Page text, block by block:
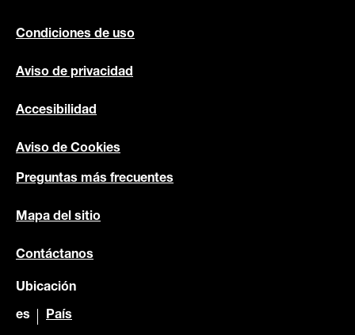
Condiciones de uso
Aviso de privacidad
Accesibilidad
Aviso de Cookies
Preguntas más frecuentes
Mapa del sitio
Contáctanos
Ubicación
es País